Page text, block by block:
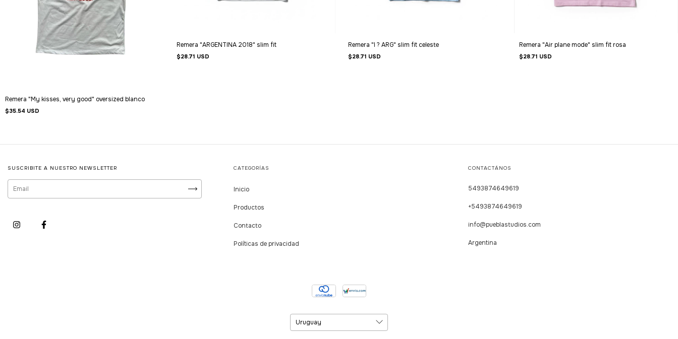
Remera "My kisses, very good" oversized blanco
$35.54 USD
Remera "ARGENTINA 2018" slim fit
$28.71 USD
Remera "I ? ARG" slim fit celeste
$28.71 USD
Remera "Air plane mode" slim fit rosa
$28.71 USD
SUSCRIBITE A NUESTRO NEWSLETTER CATEGORÍAS
Inicio
Productos
Contacto
Políticas de privacidad
CONTACTÁNOS
5493874649619
+5493874649619
info@pueblastudios.com
Argentina